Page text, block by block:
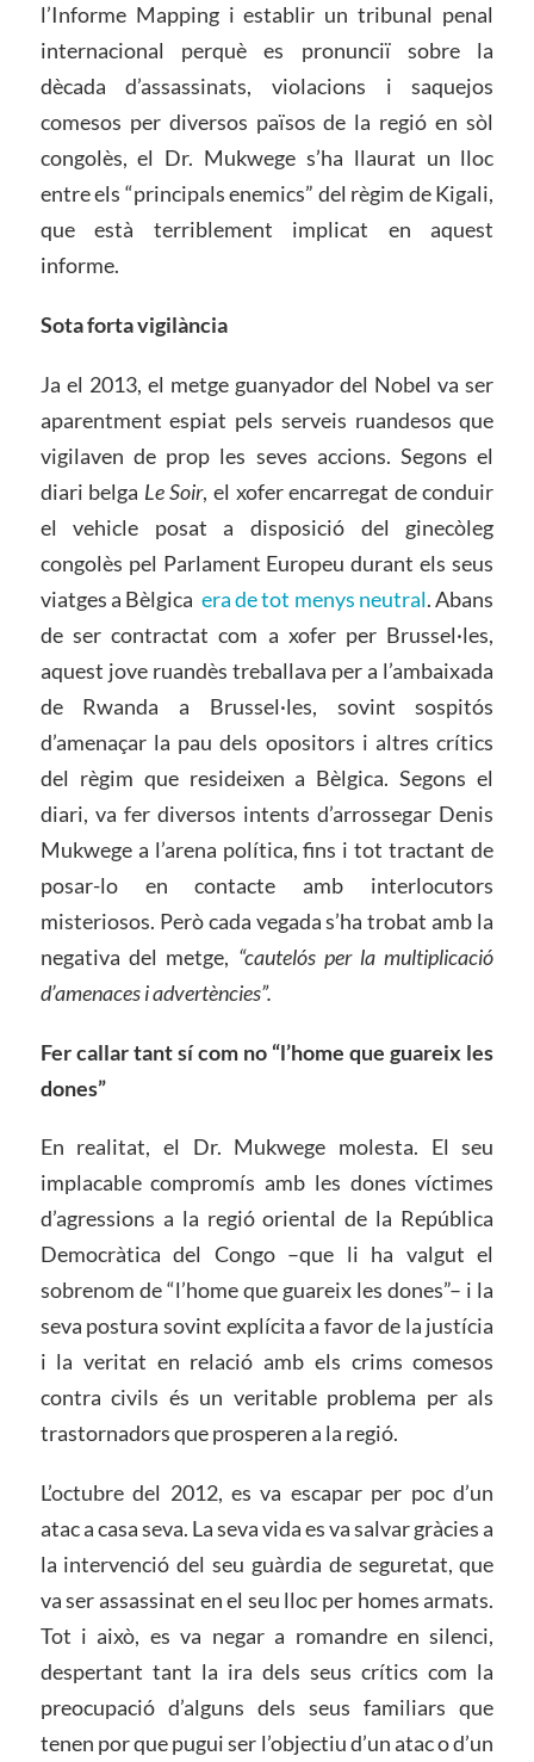
l’Informe Mapping i establir un tribunal penal
internacional perquè es pronunciï sobre la
dècada d’assassinats, violacions i saquejos
comesos per diversos països de la regió en sòl
congolès, el Dr. Mukwege s’ha llaurat un lloc
entre els “principals enemics” del règim de Kigali,
que està terriblement implicat en aquest
informe.
Sota forta vigilància
Ja el 2013, el metge guanyador del Nobel va ser
aparentment espiat pels serveis ruandesos que
vigilaven de prop les seves accions. Segons el
diari belga Le Soir, el xofer encarregat de conduir
el vehicle posat a disposició del ginecòleg
congolès pel Parlament Europeu durant els seus
viatges a Bèlgica era de tot menys neutral. Abans
de ser contractat com a xofer per Brussel·les,
aquest jove ruandès treballava per a l’ambaixada
de Rwanda a Brussel·les, sovint sospitós
d’amenaçar la pau dels opositors i altres crítics
del règim que resideixen a Bèlgica. Segons el
diari, va fer diversos intents d’arrossegar Denis
Mukwege a l’arena política, fins i tot tractant de
posar-lo en contacte amb interlocutors
misteriosos. Però cada vegada s’ha trobat amb la
negativa del metge, “cautelós per la multiplicació
d’amenaces i advertències”.
Fer callar tant sí com no “l’home que guareix les
dones”
En realitat, el Dr. Mukwege molesta. El seu
implacable compromís amb les dones víctimes
d’agressions a la regió oriental de la República
Democràtica del Congo –que li ha valgut el
sobrenom de “l’home que guareix les dones”– i la
seva postura sovint explícita a favor de la justícia
i la veritat en relació amb els crims comesos
contra civils és un veritable problema per als
trastornadors que prosperen a la regió.
L’octubre del 2012, es va escapar per poc d’un
atac a casa seva. La seva vida es va salvar gràcies a
la intervenció del seu guàrdia de seguretat, que
va ser assassinat en el seu lloc per homes armats.
Tot i això, es va negar a romandre en silenci,
despertant tant la ira dels seus crítics com la
preocupació d’alguns dels seus familiars que
tenen por que pugui ser l’objectiu d’un atac o d’un